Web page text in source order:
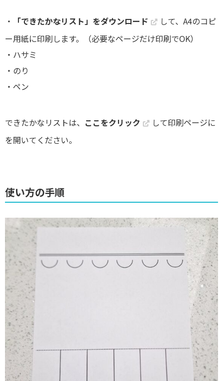
・ 「できたかなリスト」をダウンロード
して、A4のコピ
ー用紙に印刷します。（必要なページだけ印刷でOK）
・ハサミ
・のり
・ペン
できたかなリストは、 ここをクリック
して印刷ページに
を開いてください。
使い方の手順